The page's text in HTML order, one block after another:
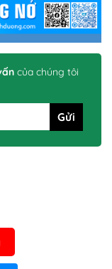
của chúng tôi